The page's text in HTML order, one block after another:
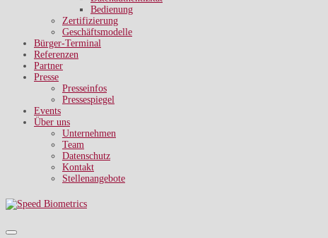
Bedienung
Zertifizierung
Geschäftsmodelle
Bürger-Terminal
Referenzen
Partner
Presse
Presseinfos
Pressespiegel
Events
Über uns
Unternehmen
Team
Datenschutz
Kontakt
Stellenangebote